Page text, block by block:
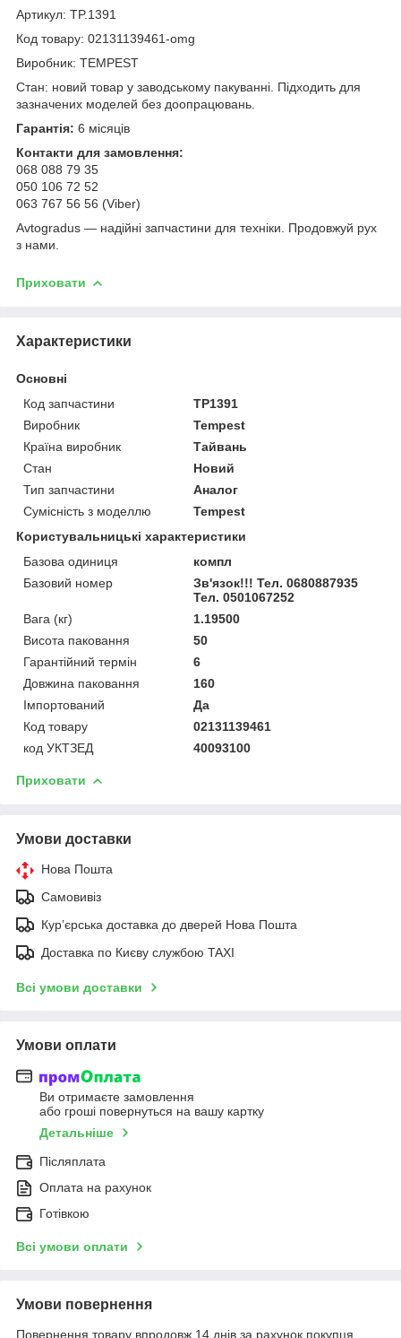
Артикул: TP.1391
Код товару: 02131139461-omg
Виробник: TEMPEST
Стан: новий товар у заводському пакуванні. Підходить для
зазначених моделей без доопрацювань.
Гарантія: 6 місяців
Контакти для замовлення:
068 088 79 35
050 106 72 52
063 767 56 56 (Viber)
Avtogradus — надійні запчастини для техніки. Продовжуй рух
з нами.
Приховати
Характеристики
Основні
Код запчастини
TP1391
Виробник
Tempest
Країна виробник
Тайвань
Стан
Новий
Тип запчастини
Аналог
Сумісність з моделлю
Tempest
Користувальницькі характеристики
Базова одиниця
компл
Базовий номер
Зв'язок!!! Тел. 0680887935
Тел. 0501067252
Вага (кг)
1.19500
Висота паковання
50
Гарантійний термін
6
Довжина паковання
160
Імпортований
Да
Код товару
02131139461
код УКТЗЕД
40093100
Приховати
Умови доставки
Нова Пошта
Самовивіз
Курʼєрська доставка до дверей Нова Пошта
Доставка по Києву службою TAXI
Всі умови доставки
Умови оплати
Ви отримаєте замовлення
або гроші повернуться на вашу картку
Детальніше
Післяплата
Оплата на рахунок
Готівкою
Всі умови оплати
Умови повернення
Повернення товару впродовж 14 днів за рахунок покупця